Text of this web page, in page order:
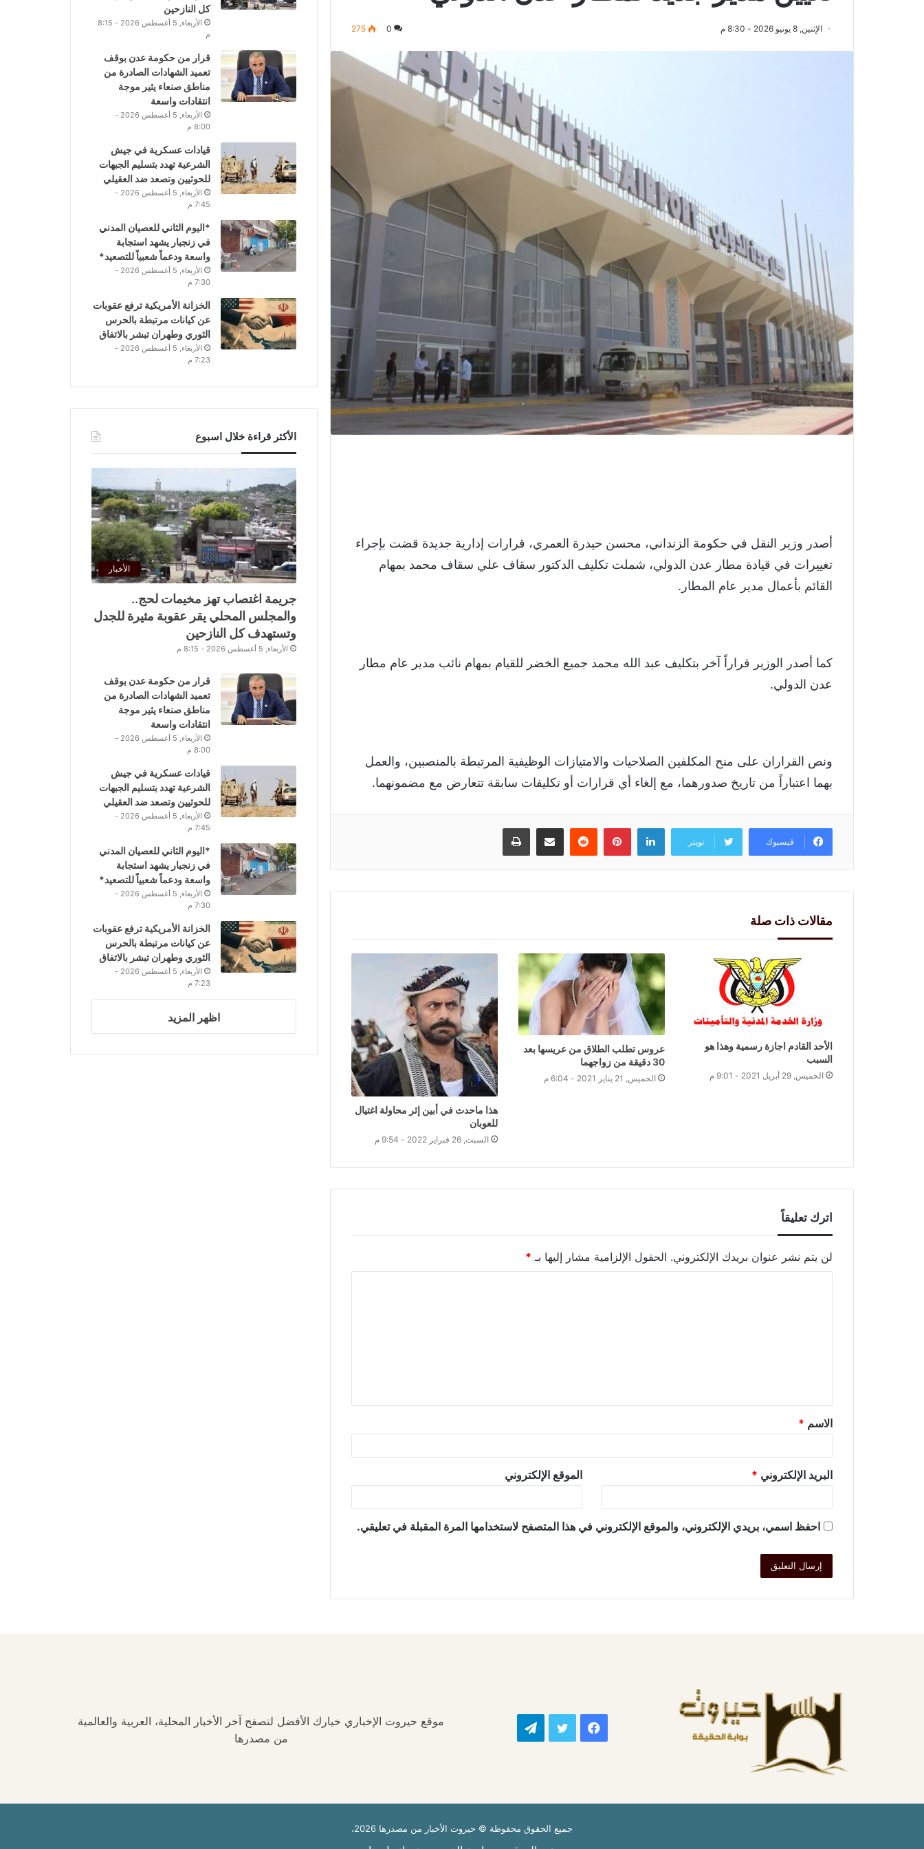
الإثنين, 8 يونيو 2026 - 8:30 م 0
275
أصدر وزير النقل في حكومة الزنداني، محسن حيدرة العمري، قرارات إدارية جديدة قضت بإجراء
تغييرات في قيادة مطار عدن الدولي، شملت تكليف الدكتور سقاف علي سقاف محمد بمهام
القائم بأعمال مدير عام المطار.
كما أصدر الوزير قراراً آخر بتكليف عبد الله محمد جميع الخضر للقيام بمهام نائب مدير عام مطار
عدن الدولي.
ونص القراران على منح المكلفين الصلاحيات والامتيازات الوظيفية المرتبطة بالمنصبين، والعمل
بهما اعتباراً من تاريخ صدورهما، مع إلغاء أي قرارات أو تكليفات سابقة تتعارض مع مضمونهما.
فيسبوك تويتر
لينكدإنبينتيريست
‏Reddit مشاركة عبر البريد طباعة
مقالات ذات صلة
الأحد القادم اجازة رسمية وهذا هو
السبب
الخميس, 29 أبريل 2021 - 9:01 م
عروس تطلب الطلاق من عريسها بعد
30 دقيقة من زواجهما
الخميس, 21 يناير 2021 - 6:04 م
هذا ماحدث في أبين إثر محاولة اغتيال
للعوبان
السبت, 26 فبراير 2022 - 9:54 م
اترك تعليقاً
لن يتم نشر عنوان بريدك الإلكتروني. الحقول الإلزامية مشار إليها بـ *
الاسم *
البريد الإلكتروني * الموقع الإلكتروني
احفظ اسمي، بريدي الإلكتروني، والموقع الإلكتروني في هذا المتصفح لاستخدامها المرة المقبلة في تعليقي.
كل النازحين
الأربعاء, 5 أغسطس 2026 - 8:15
م
قرار من حكومة عدن بوقف
تعميد الشهادات الصادرة من
مناطق صنعاء يثير موجة
انتقادات واسعة
الأربعاء, 5 أغسطس 2026 -
8:00 م
قيادات عسكرية في جيش
الشرعية تهدد بتسليم الجبهات
للحوثيين وتصعد ضد العقيلي
الأربعاء, 5 أغسطس 2026 -
7:45 م
*اليوم الثاني للعصيان المدني
في زنجبار يشهد استجابة
واسعة ودعماً شعبياً للتصعيد*
الأربعاء, 5 أغسطس 2026 -
7:30 م
الخزانة الأمريكية ترفع عقوبات
عن كيانات مرتبطة بالحرس
الثوري وطهران تبشر بالاتفاق
الأربعاء, 5 أغسطس 2026 -
7:23 م
الأكثر قراءة خلال اسبوع
الأخبار
جريمة اغتصاب تهز مخيمات لحج..
والمجلس المحلي يقر عقوبة مثيرة للجدل
وتستهدف كل النازحين
الأربعاء, 5 أغسطس 2026 - 8:15 م
قرار من حكومة عدن بوقف
تعميد الشهادات الصادرة من
مناطق صنعاء يثير موجة
انتقادات واسعة
الأربعاء, 5 أغسطس 2026 -
8:00 م
قيادات عسكرية في جيش
الشرعية تهدد بتسليم الجبهات
للحوثيين وتصعد ضد العقيلي
الأربعاء, 5 أغسطس 2026 -
7:45 م
*اليوم الثاني للعصيان المدني
في زنجبار يشهد استجابة
واسعة ودعماً شعبياً للتصعيد*
الأربعاء, 5 أغسطس 2026 -
7:30 م
الخزانة الأمريكية ترفع عقوبات
عن كيانات مرتبطة بالحرس
الثوري وطهران تبشر بالاتفاق
الأربعاء, 5 أغسطس 2026 -
7:23 م
اظهر المزيد
فيسبوك تويتر تيلقرام
موقع حيروت الإخباري خيارك الأفضل لتصفح آخر الأخبار المحلية، العربية والعالمية
من مصدرها
جميع الحقوق محفوظة © حيروت الأخبار من مصدرها 2026،